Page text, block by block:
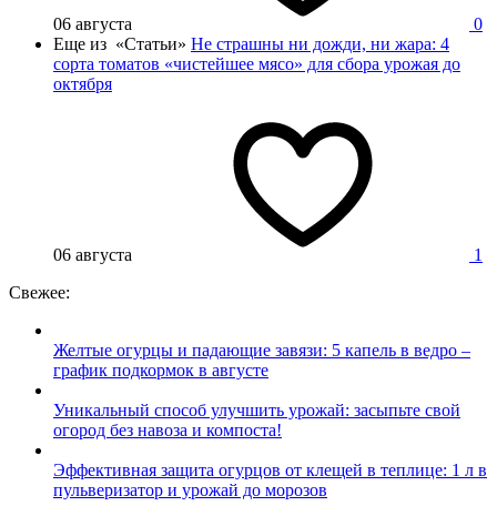
06 августа
0
Еще из «Статьи» Не страшны ни дожди, ни жара: 4
сорта томатов «чистейшее мясо» для сбора урожая до
октября
06 августа
1
Свежее:
Желтые огурцы и падающие завязи: 5 капель в ведро –
график подкормок в августе
Уникальный способ улучшить урожай: засыпьте свой
огород без навоза и компоста!
Эффективная защита огурцов от клещей в теплице: 1 л в
пульверизатор и урожай до морозов